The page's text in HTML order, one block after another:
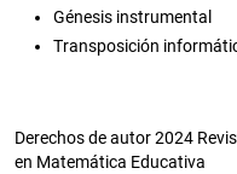
Génesis instrumental
Transposición
Derechos de autor 2024
en Matemática Educativa